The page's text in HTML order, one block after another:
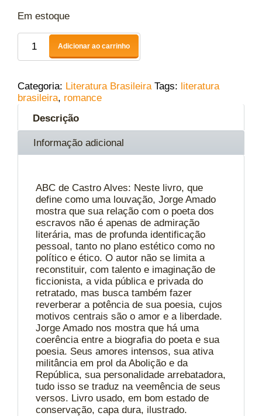
Em estoque
Adicionar ao carrinho
Categoria: Literatura Brasileira Tags: literatura
brasileira, romance
Descrição
Informação adicional
ABC de Castro Alves: Neste livro, que
define como uma louvação, Jorge Amado
mostra que sua relação com o poeta dos
escravos não é apenas de admiração
literária, mas de profunda identificação
pessoal, tanto no plano estético como no
político e ético. O autor não se limita a
reconstituir, com talento e imaginação de
ficcionista, a vida pública e privada do
retratado, mas busca também fazer
reverberar a potência de sua poesia, cujos
motivos centrais são o amor e a liberdade.
Jorge Amado nos mostra que há uma
coerência entre a biografia do poeta e sua
poesia. Seus amores intensos, sua ativa
militância em prol da Abolição e da
República, sua personalidade arrebatadora,
tudo isso se traduz na veemência de seus
versos. Livro usado, em bom estado de
conservação, capa dura, ilustrado.